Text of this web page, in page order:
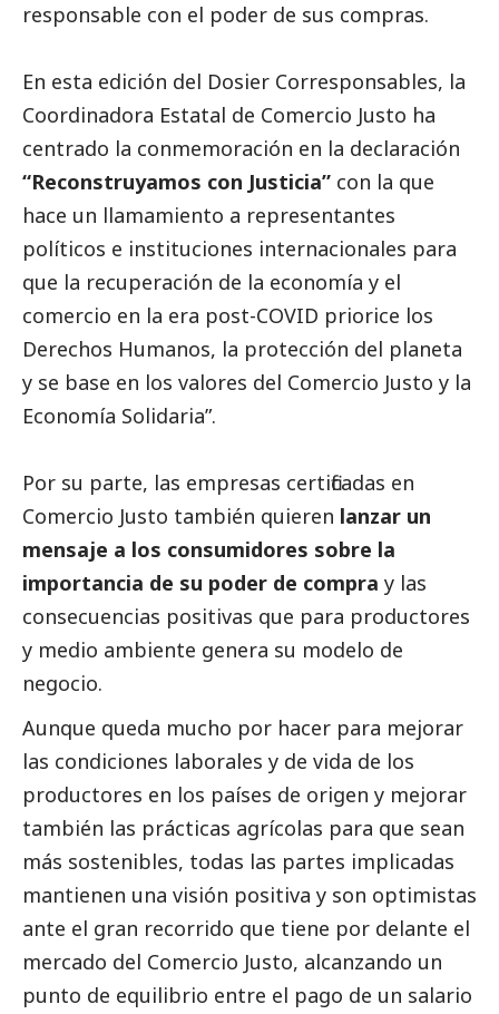
responsable con el poder de sus compras.
En esta edición del Dosier Corresponsables, la
Coordinadora Estatal de Comercio Justo ha
centrado la conmemoración en la declaración
“Reconstruyamos con Justicia” con la que
hace un llamamiento a representantes
políticos e instituciones internacionales para
que la recuperación de la economía y el
comercio en la era post-COVID priorice los
Derechos Humanos, la protección del planeta
y se base en los valores del Comercio Justo y la
Economía Solidaria”.
Por su parte, las empresas certificadas en
Comercio Justo también quieren lanzar un
mensaje a los consumidores sobre la
importancia de su poder de compra y las
consecuencias positivas que para productores
y medio ambiente genera su modelo de
negocio.
Aunque queda mucho por hacer para mejorar
las condiciones laborales y de vida de los
productores en los países de origen y mejorar
también las prácticas agrícolas para que sean
más sostenibles, todas las partes implicadas
mantienen una visión positiva y son optimistas
ante el gran recorrido que tiene por delante el
mercado del Comercio Justo, alcanzando un
punto de equilibrio entre el pago de un salario